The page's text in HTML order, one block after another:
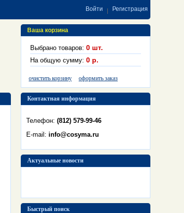
Войти Регистрация
Ваша корзина
Выбрано товаров: 0 шт.
На общую сумму: 0 р.
очистить корзину оформить заказ
Контактная информация
Телефон: (812) 579-99-46
E-mail: info@cosyma.ru
Актуальные новости
Быстрый поиск